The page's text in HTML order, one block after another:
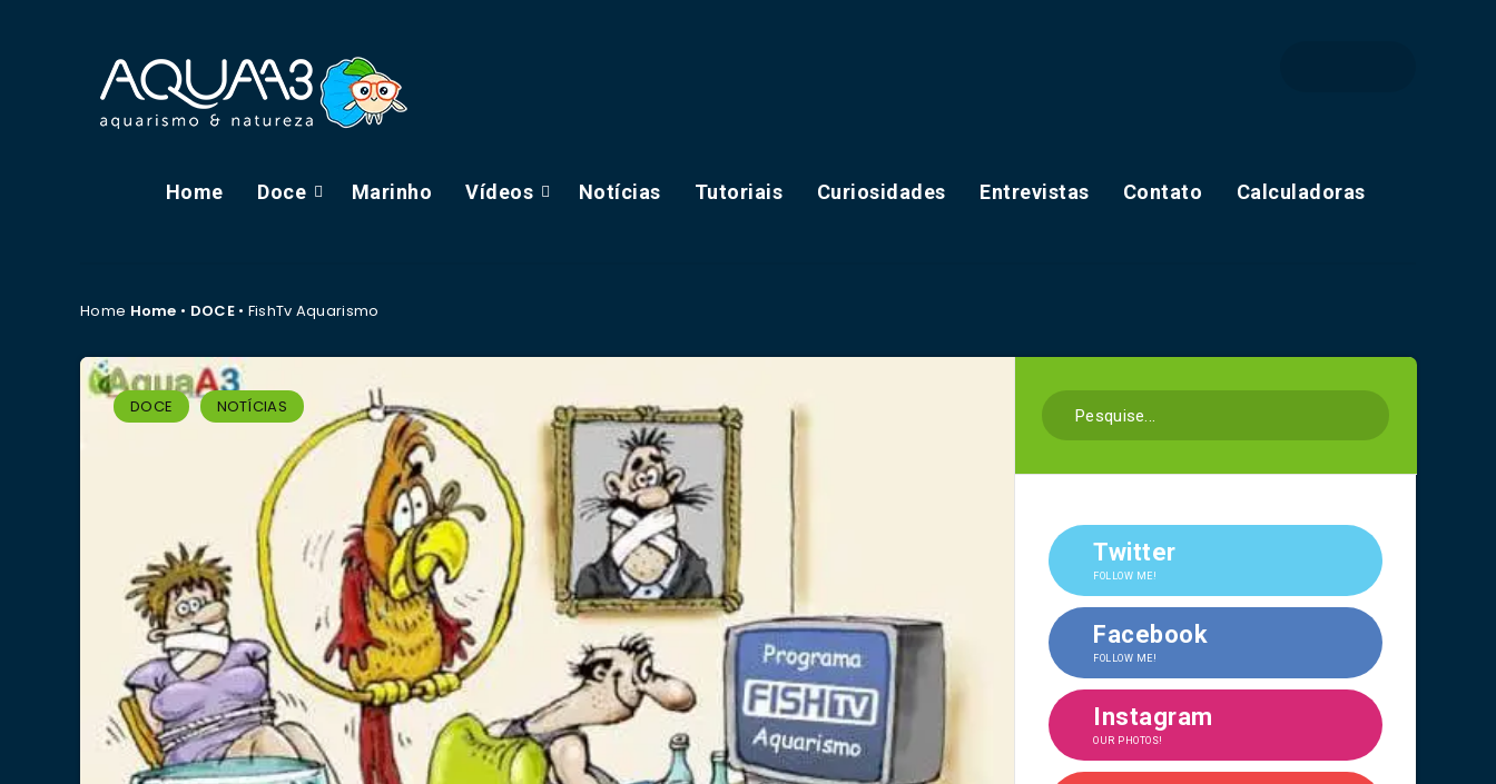
Home Doce Marinho Vídeos Notícias Tutoriais Curiosidades Entrevistas Contato Calculadoras
Home Home • DOCE• FishTv Aquarismo
DOCE NOTÍCIAS
Twitter
FOLLOW ME!
Facebook
FOLLOW ME!
Instagram
OUR PHOTOS!